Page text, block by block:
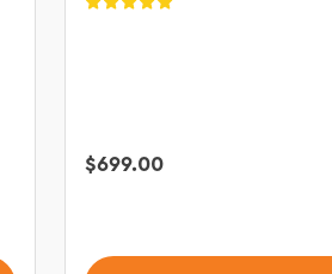
$699.00